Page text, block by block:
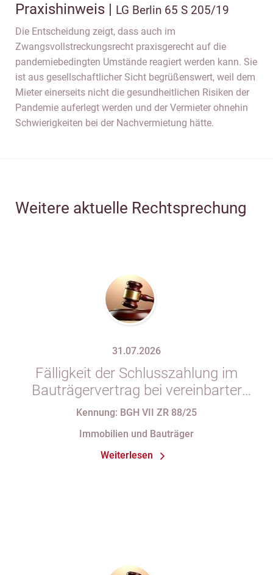
Praxishinweis | LG Berlin 65 S 205/19
Die Entscheidung zeigt, dass auch im
Zwangsvollstreckungsrecht praxisgerecht auf die
pandemiebedingten Umstände reagiert werden kann. Sie
ist aus gesellschaftlicher Sicht begrüßenswert, weil dem
Mieter einerseits nicht die gesundheitlichen Risiken der
Pandemie auferlegt werden und der Vermieter ohnehin
Schwierigkeiten bei der Nachvermietung hätte.
Weitere aktuelle Rechtsprechung
31.07.2026
Fälligkeit der Schlusszahlung im
Bauträgervertrag bei vereinbarter
Zahlung „nach vollständiger
Abnahmeprotokoll festgehaltener
Mängel am Sondereigentum
Kennung: BGH VII ZR 88/25
Immobilien und Bauträger
Weiterlesen